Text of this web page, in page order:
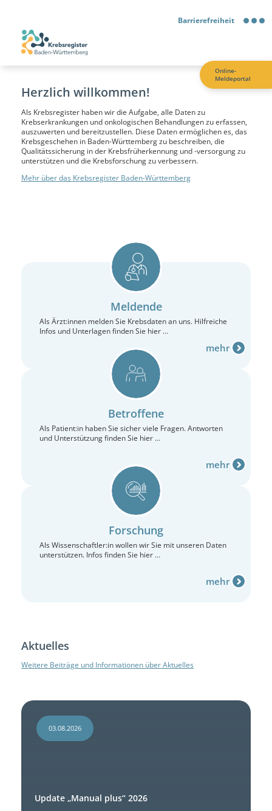
Barrierefreiheit
Barrierefreiheit
Kontrastmodus
Gebärdensprache
Leichte Sprache
Herzlich willkommen!
Als Krebsregister haben wir die Aufgabe, alle Daten zu
Krebserkrankungen und onkologischen Behandlungen zu erfassen,
auszuwerten und bereitzustellen. Diese Daten ermöglichen es, das
Krebsgeschehen in Baden-Württemberg zu beschreiben, die
Qualitätssicherung in der Krebsfrüherkennung und -versorgung zu
unterstützen und die Krebsforschung zu verbessern.
Mehr über das Krebsregister Baden-Württemberg
Meldende
Als Ärzt:innen melden Sie Krebsdaten an uns. Hilfreiche
Infos und Unterlagen finden Sie hier …
mehr
Betroffene
Als Patient:in haben Sie sicher viele Fragen. Antworten
und Unterstützung finden Sie hier …
mehr
Forschung
Als Wissenschaftler:in wollen wir Sie mit unseren Daten
unterstützen. Infos finden Sie hier …
mehr
Aktuelles
Weitere Beiträge und Informationen über Aktuelles
03.08.2026
Update „Manual plus“ 2026
Online-
Meldeportal